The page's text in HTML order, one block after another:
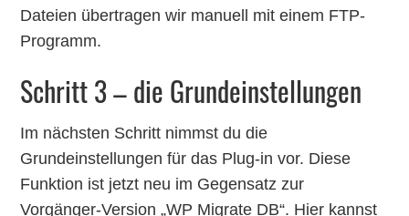
Dateien übertragen wir manuell mit einem FTP-
Programm.
Schritt 3 – die Grundeinstellungen
Im nächsten Schritt nimmst du die
Grundeinstellungen für das Plug-in vor. Diese
Funktion ist jetzt neu im Gegensatz zur
Vorgänger-Version „WP Migrate DB“. Hier kannst